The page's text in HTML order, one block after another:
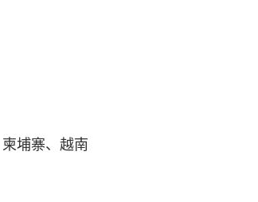
埔寨、越南